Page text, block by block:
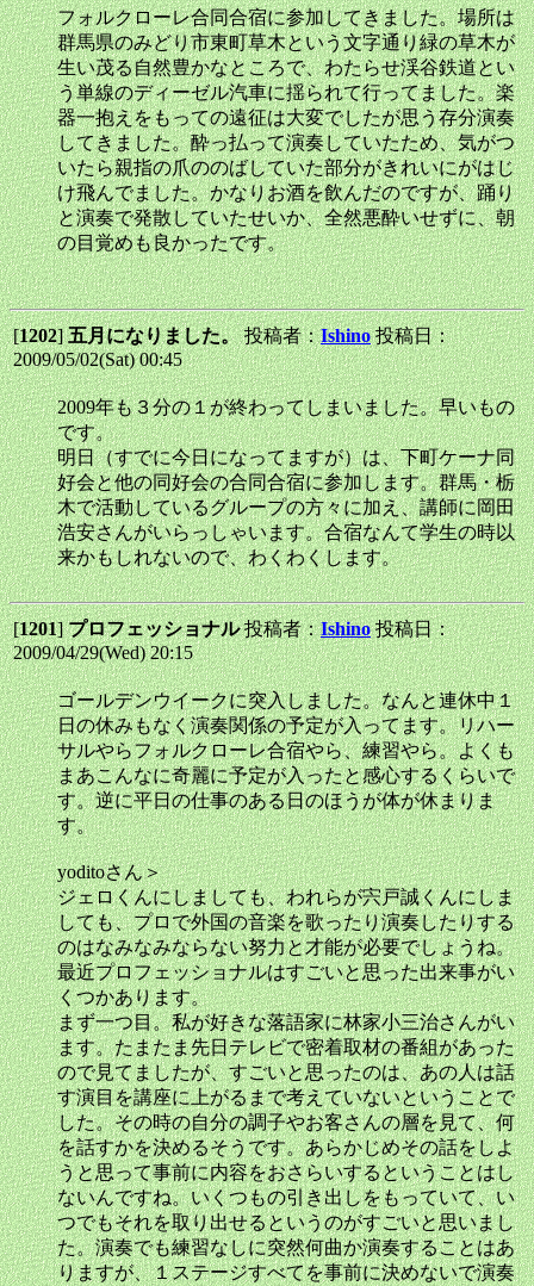
フォルクローレ合同合宿に参加してきました。場所は
群馬県のみどり市東町草木という文字通り緑の草木が
生い茂る自然豊かなところで、わたらせ渓谷鉄道とい
う単線のディーゼル汽車に揺られて行ってました。楽
器一抱えをもっての遠征は大変でしたが思う存分演奏
してきました。酔っ払って演奏していたため、気がつ
いたら親指の爪ののばしていた部分がきれいにがはじ
け飛んでました。かなりお酒を飲んだのですが、踊り
と演奏で発散していたせいか、全然悪酔いせずに、朝
の目覚めも良かったです。
[1202]五月になりました。投稿者：Ishino 投稿日：
2009/05/02(Sat) 00:45
2009年も３分の１が終わってしまいました。早いもの
です。
明日（すでに今日になってますが）は、下町ケーナ同
好会と他の同好会の合同合宿に参加します。群馬・栃
木で活動しているグループの方々に加え、講師に岡田
浩安さんがいらっしゃいます。合宿なんて学生の時以
来かもしれないので、わくわくします。
[1201]プロフェッショナル投稿者：Ishino 投稿日：
2009/04/29(Wed) 20:15
ゴールデンウイークに突入しました。なんと連休中１
日の休みもなく演奏関係の予定が入ってます。リハー
サルやらフォルクローレ合宿やら、練習やら。よくも
まあこんなに奇麗に予定が入ったと感心するくらいで
す。逆に平日の仕事のある日のほうが体が休まりま
す。
yoditoさん＞
ジェロくんにしましても、われらが宍戸誠くんにしま
しても、プロで外国の音楽を歌ったり演奏したりする
のはなみなみならない努力と才能が必要でしょうね。
最近プロフェッショナルはすごいと思った出来事がい
くつかあります。
まず一つ目。私が好きな落語家に林家小三治さんがい
ます。たまたま先日テレビで密着取材の番組があった
ので見てましたが、すごいと思ったのは、あの人は話
す演目を講座に上がるまで考えていないということで
した。その時の自分の調子やお客さんの層を見て、何
を話すかを決めるそうです。あらかじめその話をしよ
うと思って事前に内容をおさらいするということはし
ないんですね。いくつもの引き出しをもっていて、い
つでもそれを取り出せるというのがすごいと思いまし
た。演奏でも練習なしに突然何曲か演奏することはあ
りますが、１ステージすべてを事前に決めないで演奏